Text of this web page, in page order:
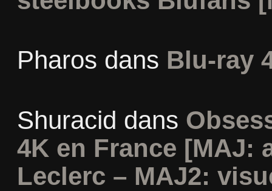
Pharos dans Blu-ray
Shuracid dans
4K en France [MAJ:
Leclerc – MAJ2: